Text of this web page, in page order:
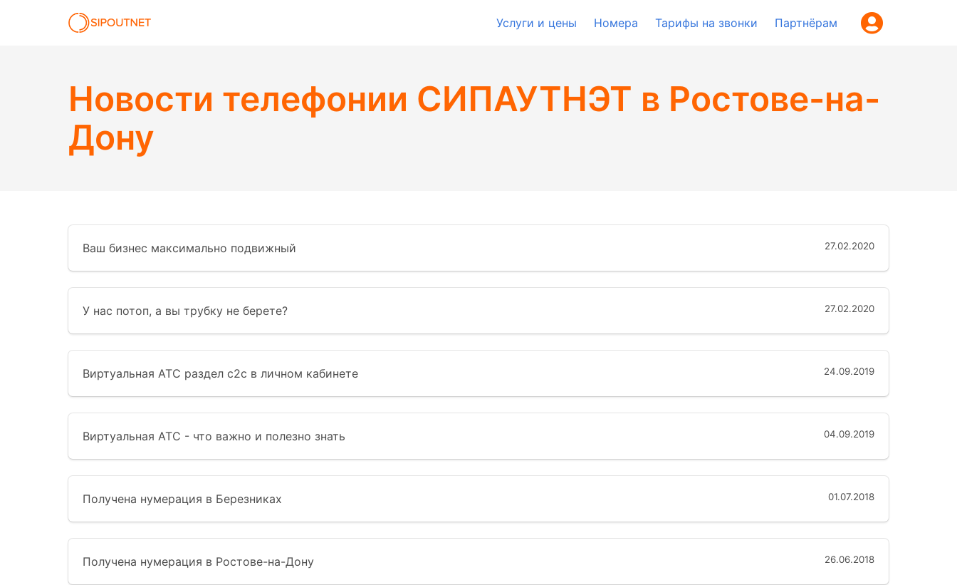
Услуги и цены Номера Тарифы на звонки Партнёрам
Новости телефонии СИПАУТНЭТ в Ростове-на-
Дону
27.02.2020
Ваш бизнес максимально подвижный
27.02.2020
У нас потоп, а вы трубку не берете?
24.09.2019
Виртуальная АТС раздел с2с в личном кабинете
04.09.2019
Виртуальная АТС - что важно и полезно знать
01.07.2018
Получена нумерация в Березниках
26.06.2018
Получена нумерация в Ростове-на-Дону